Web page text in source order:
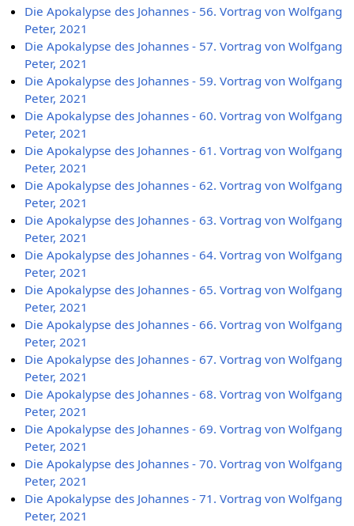
Die Apokalypse des Johannes - 56. Vortrag von Wolfgang
Peter, 2021
Die Apokalypse des Johannes - 57. Vortrag von Wolfgang
Peter, 2021
Die Apokalypse des Johannes - 59. Vortrag von Wolfgang
Peter, 2021
Die Apokalypse des Johannes - 60. Vortrag von Wolfgang
Peter, 2021
Die Apokalypse des Johannes - 61. Vortrag von Wolfgang
Peter, 2021
Die Apokalypse des Johannes - 62. Vortrag von Wolfgang
Peter, 2021
Die Apokalypse des Johannes - 63. Vortrag von Wolfgang
Peter, 2021
Die Apokalypse des Johannes - 64. Vortrag von Wolfgang
Peter, 2021
Die Apokalypse des Johannes - 65. Vortrag von Wolfgang
Peter, 2021
Die Apokalypse des Johannes - 66. Vortrag von Wolfgang
Peter, 2021
Die Apokalypse des Johannes - 67. Vortrag von Wolfgang
Peter, 2021
Die Apokalypse des Johannes - 68. Vortrag von Wolfgang
Peter, 2021
Die Apokalypse des Johannes - 69. Vortrag von Wolfgang
Peter, 2021
Die Apokalypse des Johannes - 70. Vortrag von Wolfgang
Peter, 2021
Die Apokalypse des Johannes - 71. Vortrag von Wolfgang
Peter, 2021